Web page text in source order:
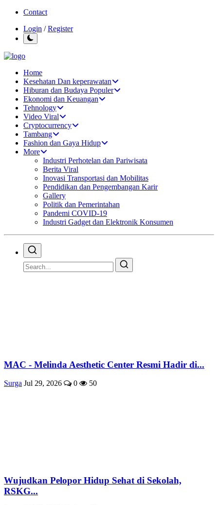
Contact
Login /Register
Home
Kesehatan Dan keperawatan
Hiburan dan Budaya Populer
Ekonomi dan Keuangan
Tehnology
Video Viral
Cryptocurrency
Tambang
Fashion dan Gaya Hidup
More
Industri Perhotelan dan Pariwisata
Berita Viral
Inovasi Transportasi dan Mobilitas
Pendidikan dan Pengembangan Karir
Gallery
Politik dan Pemerintahan
Pandemi COVID-19
Industri Gadget dan Elektronik Konsumen
MAC - Melinda Aesthetic Center Resmi Hadir di...
Surga Jul 29, 2026 0 50
Wujudkan Pelopor Hidup Sehat di Sekolah,
RSKG...